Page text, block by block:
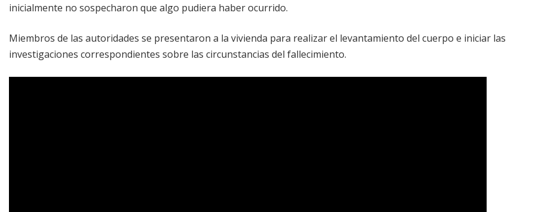
inicialmente no sospecharon que algo pudiera haber ocurrido.
Miembros de las autoridades se presentaron a la vivienda para realizar el levantamiento del cuerpo e iniciar las
investigaciones correspondientes sobre las circunstancias del fallecimiento.